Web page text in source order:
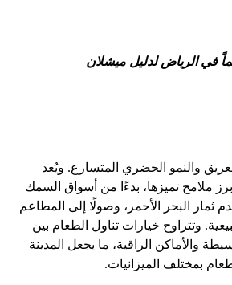
في الرياض لدليل ميشلان
والنمو الحضري المتسارع. ويُعد
ملامح تميزها، بدءًا من أسواق السمك
ثمار البحر الأحمر، وصولًا إلى المطاعم
وتتراوح خيارات تناول الطعام بين
والأماكن الراقية، ما يجعل المدينة
بمختلف الميزانيات.